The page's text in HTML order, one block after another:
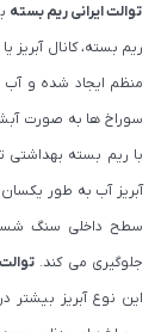
توالت ایرانی ریم بسته
ریم بسته، کانال
منظم ایجاد شده و آب
سوراخ ها به صورت
با ریم بسته
آبریز آب به طور
سطح داخلی سنگ
جلوگیری می کند.
این نوع آبریز بیشتر